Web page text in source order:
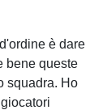
è dare
bene queste
squadra. Ho